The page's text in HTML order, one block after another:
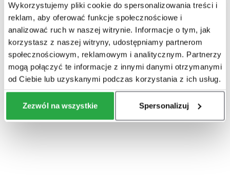
Wykorzystujemy pliki cookie do spersonalizowania treści i
reklam, aby oferować funkcje społecznościowe i
analizować ruch w naszej witrynie. Informacje o tym, jak
korzystasz z naszej witryny, udostępniamy partnerom
społecznościowym, reklamowym i analitycznym. Partnerzy
mogą połączyć te informacje z innymi danymi otrzymanymi
od Ciebie lub uzyskanymi podczas korzystania z ich usług.
Zezwól na wszystkie Spersonalizuj